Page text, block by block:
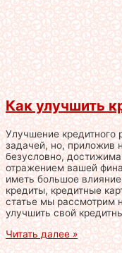
Как улучшить
Улучшение кредитного
задачей, но, приложив
безусловно,
отражением вашей
иметь большое
кредиты, кредитные
статье мы рассмотрим
улучшить свой
Читать далее »